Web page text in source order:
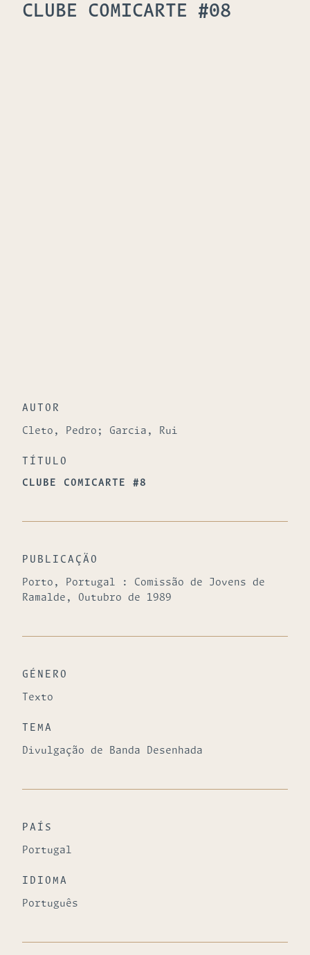
CLUBE COMICARTE #08
AUTOR
Cleto, Pedro; Garcia, Rui
TÍTULO
CLUBE COMICARTE #8
PUBLICAÇÃO
Porto, Portugal : Comissão de Jovens de
Ramalde, Outubro de 1989
GÉNERO
Texto
TEMA
Divulgação de Banda Desenhada
PAÍS
Portugal
IDIOMA
Português